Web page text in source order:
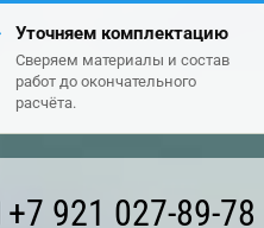
Уточняем комплектацию
Сверяем материалы и состав
работ до окончательного
расчёта.
+7 921 027-89-78